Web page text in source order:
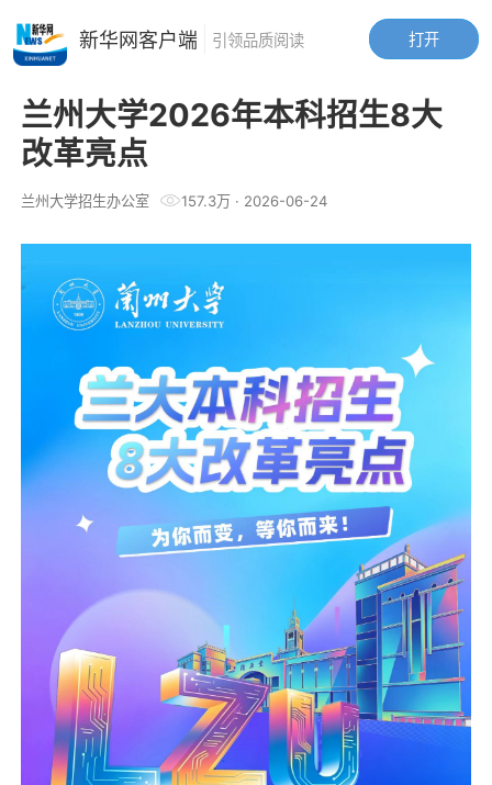
兰州大学2026年本科招生8大
改革亮点
兰州大学招生办公室 157.3万· 2026-06-24
打开
新华网客户端 引领品质阅读